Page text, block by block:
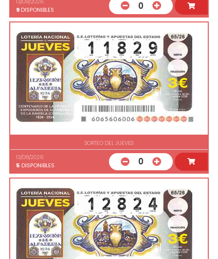
9 DISPONIBLES 0
SORTEO DEL JUEVES
13/08/2026
5 DISPONIBLES 0